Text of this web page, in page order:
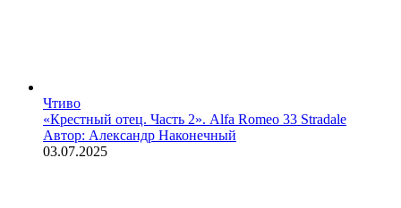
Чтиво
«Крестный отец. Часть 2». Alfa Romeo 33 Stradale
Автор: Александр Наконечный
03.07.2025